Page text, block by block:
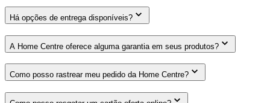
Há opções de entrega disponíveis?
A Home Centre oferece alguma garantia em seus produtos?
Como posso rastrear meu pedido da Home Centre?